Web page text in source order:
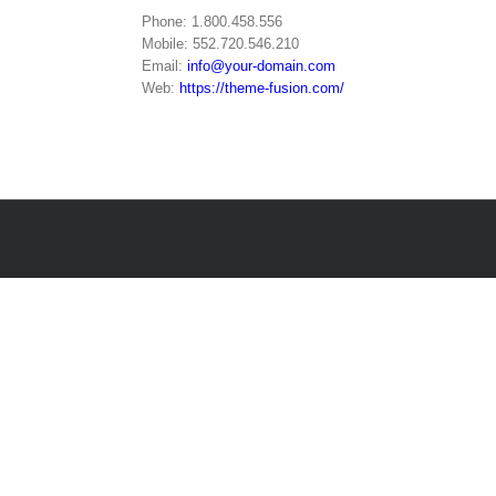
Phone: 1.800.458.556
Mobile: 552.720.546.210
Email:info@your-domain.com
Web: https://theme-fusion.com/